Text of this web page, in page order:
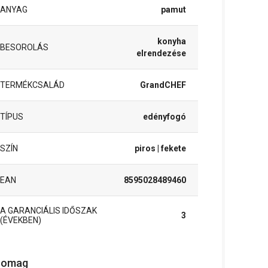
ANYAG pamut
BESOROLÁS
konyha
elrendezése
TERMÉKCSALÁD GrandCHEF
TÍPUS edényfogó
SZÍN piros | fekete
EAN 8595028489460
A GARANCIÁLIS IDŐSZAK
(ÉVEKBEN)
3